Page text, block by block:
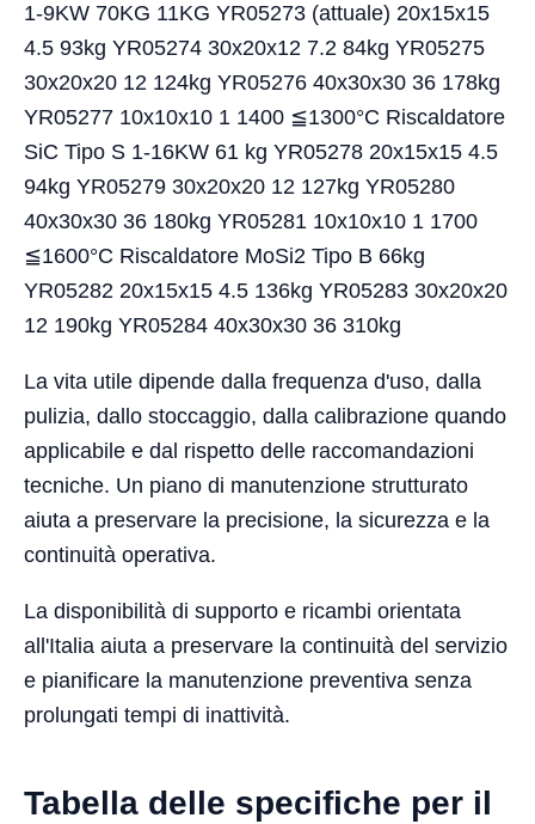
1-9KW 70KG 11KG YR05273 (attuale) 20x15x15
4.5 93kg YR05274 30x20x12 7.2 84kg YR05275
30x20x20 12 124kg YR05276 40x30x30 36 178kg
YR05277 10x10x10 1 1400 ≦1300°C Riscaldatore
SiC Tipo S 1-16KW 61 kg YR05278 20x15x15 4.5
94kg YR05279 30x20x20 12 127kg YR05280
40x30x30 36 180kg YR05281 10x10x10 1 1700
≦1600°C Riscaldatore MoSi2 Tipo B 66kg
YR05282 20x15x15 4.5 136kg YR05283 30x20x20
12 190kg YR05284 40x30x30 36 310kg
La vita utile dipende dalla frequenza d'uso, dalla
pulizia, dallo stoccaggio, dalla calibrazione quando
applicabile e dal rispetto delle raccomandazioni
tecniche. Un piano di manutenzione strutturato
aiuta a preservare la precisione, la sicurezza e la
continuità operativa.
La disponibilità di supporto e ricambi orientata
all'Italia aiuta a preservare la continuità del servizio
e pianificare la manutenzione preventiva senza
prolungati tempi di inattività.
Tabella delle specifiche per il